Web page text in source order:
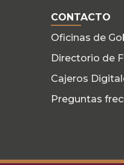
CONTACTO
Oficinas de
Directorio de
Cajeros
Preguntas